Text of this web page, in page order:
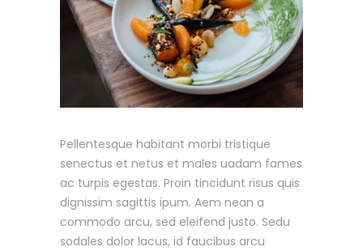
Pellentesque habitant morbi tristique
senectus et netus et males uadam fames
ac turpis egestas. Proin tincidunt risus quis
dignissim sagittis ipum. Aem nean a
commodo arcu, sed eleifend justo. Sedu
sodales dolor lacus, id faucibus arcu